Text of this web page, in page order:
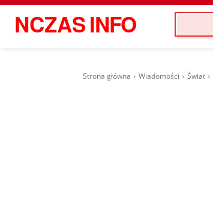
NCZASINFO
Strona główna Wiadomości Świat